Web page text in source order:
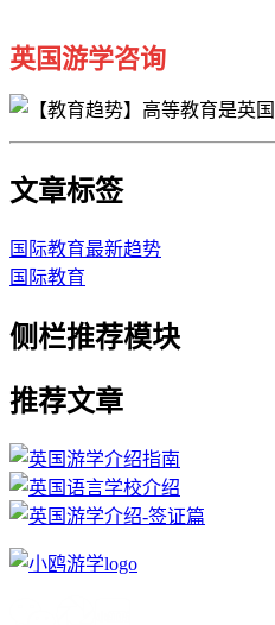
英国游学咨询
文章标签
国际教育最新趋势
国际教育
侧栏推荐模块
推荐文章